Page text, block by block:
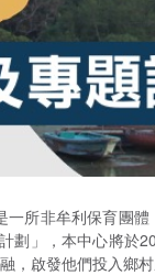
所非牟利保育團
劃」，本中心將於
，啟發他們投入鄉村